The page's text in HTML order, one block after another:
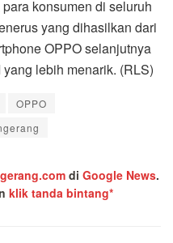
konsumen di seluruh
yang dihasilkan dari
OPPO selanjutnya
lebih menarik. (RLS)
OPPO
di Google News.
klik tanda bintang*